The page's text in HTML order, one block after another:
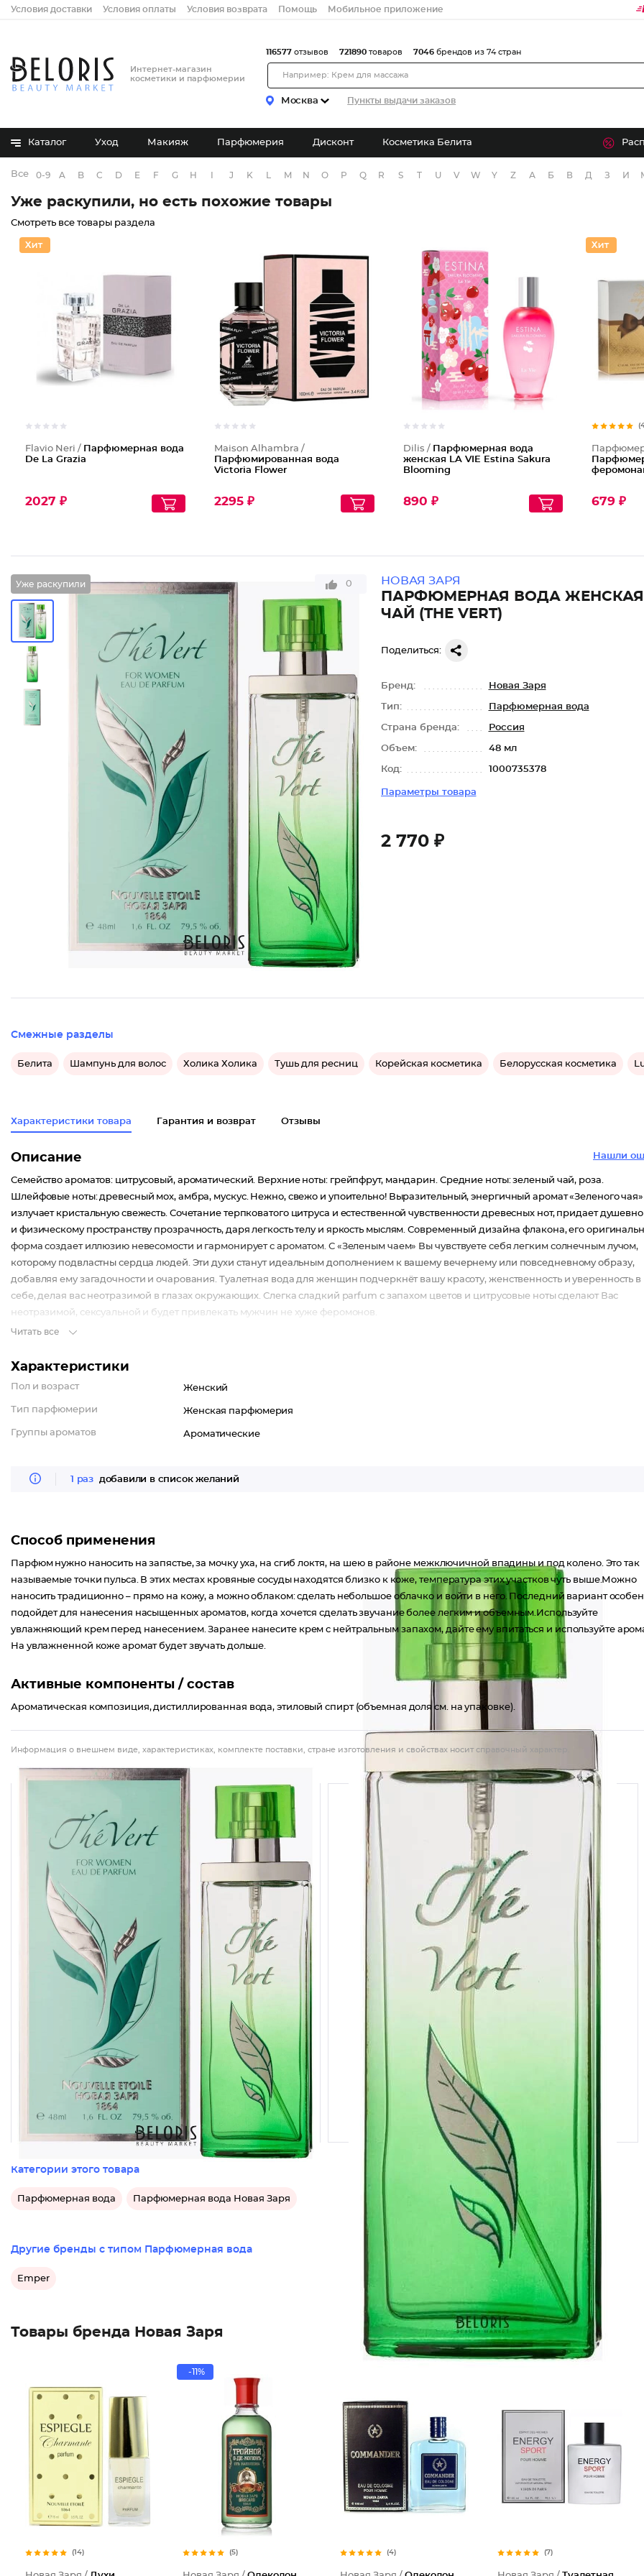
Условия доставки Условия оплаты Условия возврата Помощь Мобильное приложение
Интернет-магазин
косметики и парфюмерии
Москва Пункты выдачи заказов
116577 отзывов 721890 товаров 7046 брендов из 74 стран
Каталог Уход Макияж Парфюмерия Дисконт Косметика Белита
Все бренды
0-9 A B C D E F G H J K M N O P Q R S T U V W Y Z А Б В Д З И
Уже раскупили, но есть похожие товары
Смотреть все товары раздела
Flavio Neri / Парфюмерная вода
De La Grazia
2027 ₽
Maison Alhambra /
Парфюмированная вода
Victoria Flower
2295 ₽
Dilis / Парфюмерная вода
женская LA VIE Estina Sakura
Blooming
890 ₽ 679 ₽
Уже раскупили 0 НОВАЯ ЗАРЯ
ПАРФЮМЕРНАЯ ВОДА
ЧАЙ (THE VERT)
Поделиться:
Бренд: Новая Заря
Тип: Парфюмерная вода
Страна бренда: Россия
Объем: 48 мл
Код: 1000735378
Параметры товара
2 770 ₽
Смежные разделы
Белита Шампунь для волос Холика Холика Тушь для ресниц Корейская косметика Белорусская косметика
Характеристики товара Гарантия и возврат Отзывы
Нашли
Описание
Семейство ароматов: цитрусовый, ароматический. Верхние ноты: грейпфрут, мандарин. Средние ноты: зеленый чай, роза.
Шлейфовые ноты: древесный мох, амбра, мускус. Нежно, свежо и упоительно! Выразительный, энергичный аромат «Зеленого чая»
излучает кристальную свежесть. Сочетание терпковатого цитруса и естественной чувственности древесных нот, придает
и физическому пространству прозрачность, даря легкость телу и яркость мыслям. Современный дизайна флакона, его
форма создает иллюзию невесомости и гармонирует с ароматом. С «Зеленым чаем» Вы чувствуете себя легким солнечным лучом,
которому подвластны сердца людей. Эти духи станут идеальным дополнением к вашему вечернему или повседневному образу,
добавляя ему загадочности и очарования. Туалетная вода для женщин подчеркнёт вашу красоту, женственность и уверенность в
себе, делая вас неотразимой в глазах окружающих. Слегка сладкий parfum с запахом цветов и цитрусовые ноты сделают Вас
неотразимой, сексуальной и будет привлекать мужчин не хуже феромонов.
Читать все
Характеристики
Пол и возраст Женский
Тип парфюмерии Женская парфюмерия
Группы ароматов Ароматические
1 раз добавили в список желаний
Способ применения
Парфюм нужно наносить на запястье, за мочку уха, на сгиб локтя, на шею в районе межключичной впадины и под колено. Это так
называемые точки пульса. В этих местах кровяные сосуды находятся близко к коже, температура этих участков чуть выше.Можно
наносить традиционно – прямо на кожу, а можно облаком: сделать небольшое облачко и войти в него. Последний вариант
подойдет для нанесения насыщенных ароматов, когда хочется сделать звучание более легким и объемным.Используйте
увлажняющий крем перед нанесением. Заранее нанесите крем с нейтральным запахом, дайте ему впитаться и используйте
На увлажненной коже аромат будет звучать дольше.
Активные компоненты / состав
Ароматическая композиция, дистиллированная вода, этиловый спирт (объемная доля см. на упаковке).
Информация о внешнем виде, характеристиках, комплекте поставки, стране изготовления и свойствах носит справочный характер.
Категории этого товара
Парфюмерная вода Парфюмерная вода Новая Заря
Другие бренды с типом Парфюмерная вода
Emper
Товары бренда Новая Заря
(14)
-11%
(5) (4) (7)